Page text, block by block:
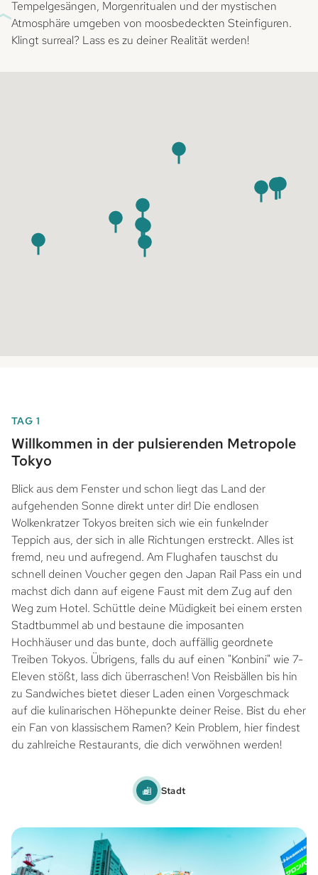
Tempelgesängen, Morgenritualen und der mystischen
Atmosphäre umgeben von moosbedeckten Steinfiguren.
Klingt surreal? Lass es zu deiner Realität werden!
TAG 1
Willkommen in der pulsierenden Metropole
Tokyo
Blick aus dem Fenster und schon liegt das Land der
aufgehenden Sonne direkt unter dir! Die endlosen
Wolkenkratzer Tokyos breiten sich wie ein funkelnder
Teppich aus, der sich in alle Richtungen erstreckt. Alles ist
fremd, neu und aufregend. Am Flughafen tauschst du
schnell deinen Voucher gegen den Japan Rail Pass ein und
machst dich dann auf eigene Faust mit dem Zug auf den
Weg zum Hotel. Schüttle deine Müdigkeit bei einem ersten
Stadtbummel ab und bestaune die imposanten
Hochhäuser und das bunte, doch auffällig geordnete
Treiben Tokyos. Übrigens, falls du auf einen "Konbini" wie 7-
Eleven stößt, lass dich überraschen! Von Reisbällen bis hin
zu Sandwiches bietet dieser Laden einen Vorgeschmack
auf die kulinarischen Höhepunkte deiner Reise. Bist du eher
ein Fan von klassischem Ramen? Kein Problem, hier findest
du zahlreiche Restaurants, die dich verwöhnen werden!
Stadt